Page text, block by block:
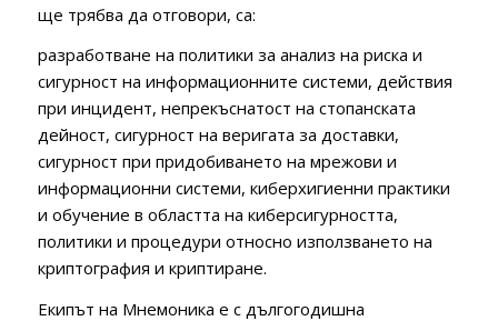
ще трябва да отговори, са:
разработване на политики за анализ на риска и
сигурност на информационните системи, действия
при инцидент, непрекъснатост на стопанската
дейност, сигурност на веригата за доставки,
сигурност при придобиването на мрежови и
информационни системи, киберхигиенни практики
и обучение в областта на киберсигурността,
политики и процедури относно използването на
криптография и криптиране.
Екипът на Мнемоника е с дългогодишна